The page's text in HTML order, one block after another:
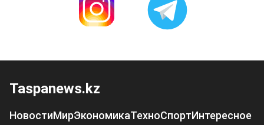
Taspanews.kz
НовостиМирЭкономикаТехноСпортИнтересное